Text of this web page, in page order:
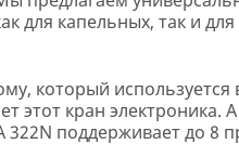
для капельных, так и
который используется
этот кран электроника.
поддерживает до 8